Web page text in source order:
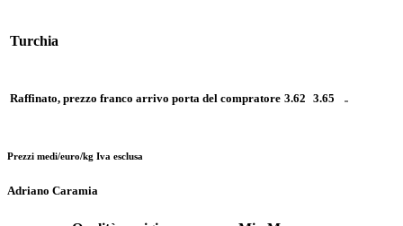
Turchia
Raffinato, prezzo franco arrivo porta del compratore 3.62 3.65
Prezzi medi/euro/kg Iva esclusa
Adriano Caramia